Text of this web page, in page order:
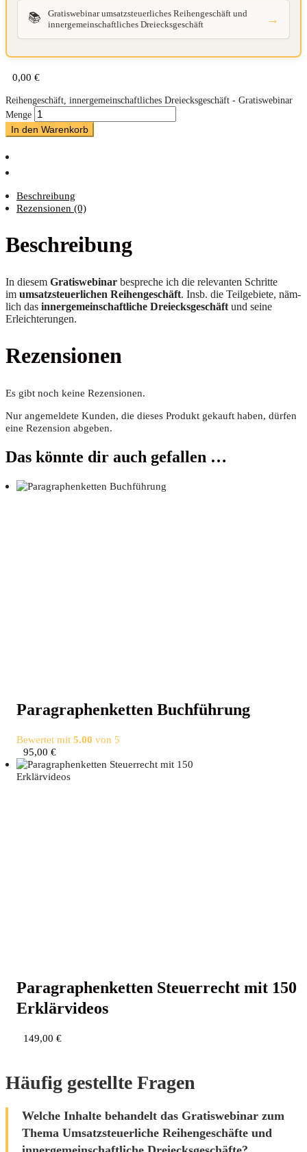
📚
Gratiswebinar umsatzsteuerliches Reihengeschäft und
innergemeinschaftliches Dreiecksgeschäft
→
0,00 €
Reihengeschäft, innergemeinschaftliches Dreiecksgeschäft - Gratiswebinar
Menge
In den Warenkorb
Beschreibung
Rezensionen (0)
Beschreibung
In die­sem Gra­tis­web­i­nar bespre­che ich die rele­van­ten Schrit­te
im umsatz­steu­er­li­chen Rei­hen­ge­schäft. Insb. die Teil­ge­bie­te, näm­
lich das inner­ge­mein­schaft­li­che Drei­ecks­ge­schäft und sei­ne
Erleichterungen.
Rezensionen
Es gibt noch keine Rezensionen.
Nur angemeldete Kunden, die dieses Produkt gekauft haben, dürfen
eine Rezension abgeben.
Das könnte dir auch gefallen …
Para­gra­phen­ket­ten Buchführung
Bewertet mit 5.00 von 5
95,00 €
Para­gra­phen­ket­ten Steu­er­recht mit 150
Erklärvideos
149,00 €
Häufig gestellte Fragen
Welche Inhalte behandelt das Gratiswebinar zum
Thema Umsatzsteuerliche Reihengeschäfte und